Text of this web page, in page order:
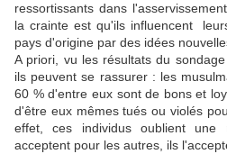
ressortissants dans
la crainte est qu'ils influencent
pays d'origine par des idées
A priori, vu les résultats du
ils peuvent se rassurer : les
60 % d'entre eux sont de bons et
d'être eux mêmes tués ou violés
effet, ces individus oublient
acceptent pour les autres, ils